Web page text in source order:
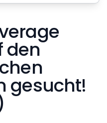
den
gesucht!